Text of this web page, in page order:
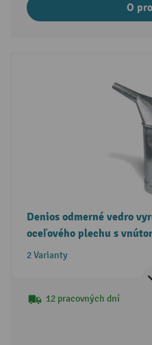
O
Denios odmerné vedro
oceľového plechu s
pre legálnu metrológiu
2 Varianty
12 pracovných dní